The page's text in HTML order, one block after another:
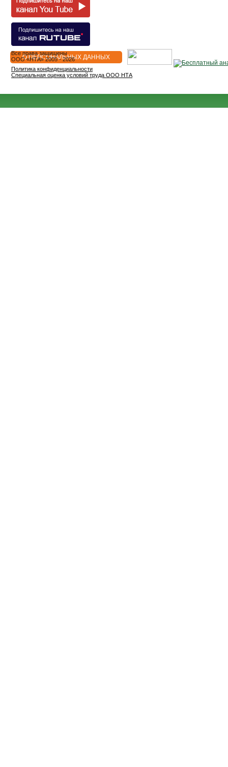
О ПЕРСОНАЛЬНЫХ ДАННЫХ
Все права защищены
OOO «НТА» 2005 - 2026
Политика конфиденциальности
Специальная оценка условий труда ООО НТА